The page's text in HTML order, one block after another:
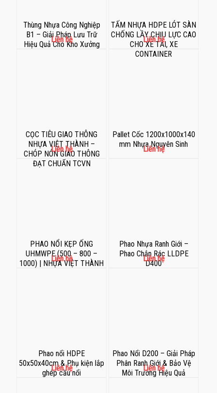
Thùng Nhựa Công Nghiệp
B1 – Giải Pháp Lưu Trữ
Hiệu Quả Cho Kho Xưởng
Liên hệ
TẤM NHỰA HDPE LÓT SÀN
CHỐNG LẦY CHỊU LỰC CAO
CHO XE TẢI, XE
CONTAINER
Liên hệ
CỌC TIÊU GIAO THÔNG
NHỰA VIỆT THÀNH –
CHÓP NÓN GIAO THÔNG
ĐẠT CHUẨN TCVN
Liên hệ
Pallet Cốc 1200x1000x140
mm Nhựa Nguyên Sinh
Liên hệ
PHAO NỔI KẸP ỐNG
UHMWPE (500 – 800 –
1000) | NHỰA VIỆT THÀNH
Liên hệ
Phao Nhựa Ranh Giới –
Phao Chắn Rác LLDPE
D400
Liên hệ
Phao nổi HDPE
50x50x40cm & Phụ kiện lắp
ghép cầu nổi
Liên hệ
Phao Nổi D200 – Giải Pháp
Phân Ranh Giới & Bảo Vệ
Môi Trường Hiệu Quả
Liên hệ